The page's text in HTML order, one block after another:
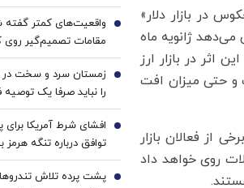
معکوس در بازار دلار»
می‌دهد ژانویه ماه
در بازار ارز
و حتی میزان افت
از فعالان بازار
روی خواهد داد
حزب‌اللهی» بودند
واقعیت‌های کمتر گفته
مقامات تصمیم‌گیر روی
2
زمستان سرد و سخت در
را نباید صرفا یک
3
افشای شرط آمریکا برای
توافق درباره تنگه
4
پشت پرده تلاش 5